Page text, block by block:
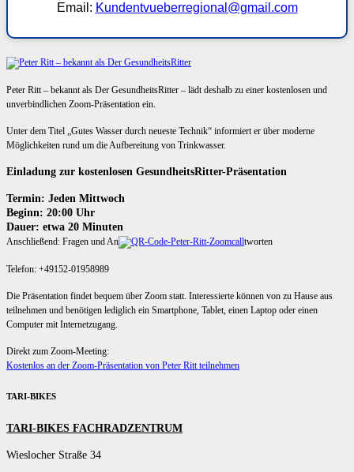
Email: Kundentvueberregional@gmail.com
Peter Ritt – bekannt als Der GesundheitsRitter – lädt deshalb zu einer kostenlosen und
unverbindlichen Zoom-Präsentation ein.
Unter dem Titel „Gutes Wasser durch neueste Technik“ informiert er über moderne
Möglichkeiten rund um die Aufbereitung von Trinkwasser.
Einladung zur kostenlosen GesundheitsRitter-Präsentation
Termin: Jeden Mittwoch
Beginn: 20:00 Uhr
Dauer: etwa 20 Minuten
Anschließend: Fragen und An tworten
Telefon: +49152-01958989
Die Präsentation findet bequem über Zoom statt. Interessierte können von zu Hause aus
teilnehmen und benötigen lediglich ein Smartphone, Tablet, einen Laptop oder einen
Computer mit Internetzugang.
Direkt zum Zoom-Meeting:
Kostenlos an der Zoom-Präsentation von Peter Ritt teilnehmen
TARI-BIKES
TARI-BIKES FACHRADZENTRUM
Wieslocher Straße 34